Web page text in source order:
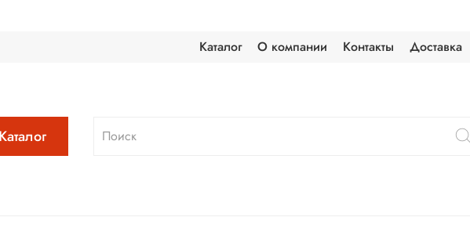
Каталог О компании Контакты Доставка
Каталог